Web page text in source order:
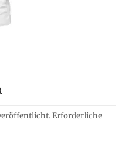
Erforderliche